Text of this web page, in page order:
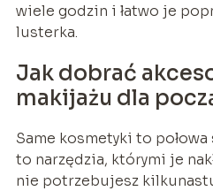
wiele godzin i łatwo je
lusterka.
Jak dobrać
makijażu dla
Same kosmetyki to
to narzędzia, którymi je
nie potrzebujesz